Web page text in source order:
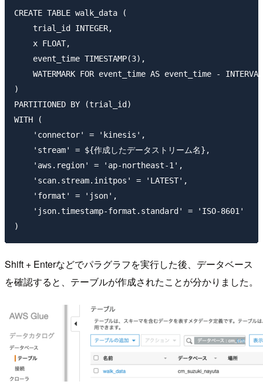
CREATE TABLE walk_data (
    trial_id INTEGER,
    x FLOAT,
    event_time TIMESTAMP(3),
WATERMARK FOR event_time AS event_time -
)
PARTITIONED BY (trial_id)
WITH (
    'connector' = 'kinesis',
    'stream' = ${作成したデータストリーム名},
    'aws.region' = 'ap-northeast-1',
    'scan.stream.initpos' = 'LATEST',
    'format' = 'json',
    'json.timestamp-format.standard' = 'ISO-8601'
Shift + Enterなどでパラグラフを実行した後、データベース
を確認すると、テーブルが作成されたことが分かりました。